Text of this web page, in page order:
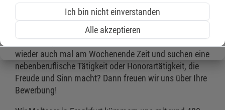
Menschen Helfen und Wissen vermitteln!
Sie haben punktuell unter der Woche und hin und
wieder auch mal am Wochenende Zeit und suchen eine
nebenberuflische Tätigkeit oder Honorartätigkeit, die
Freude und Sinn macht? Dann freuen wir uns über Ihre
Bewerbung!
Ich bin nicht einverstanden
Alle akzeptieren